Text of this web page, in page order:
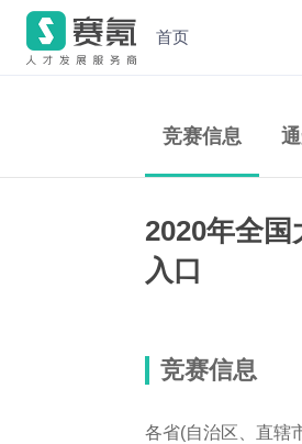
首页
竞赛信息
2020年全
入口
竞赛信息
各省(自治区、直辖